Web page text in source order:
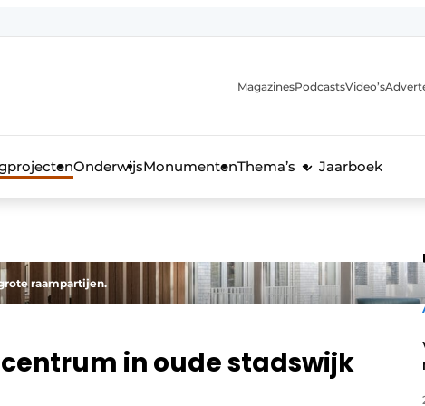
MagazinesPodcastsVideo’s
OnderwijsMonumentenThema’s Jaarboek
raampartijen.
in oude stadswijk